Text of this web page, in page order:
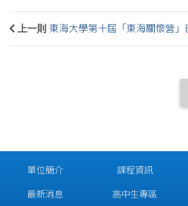
上一則 東海大學第十屆「東海關懷營」
單位簡介
最新消息
課程資訊
高中生專區